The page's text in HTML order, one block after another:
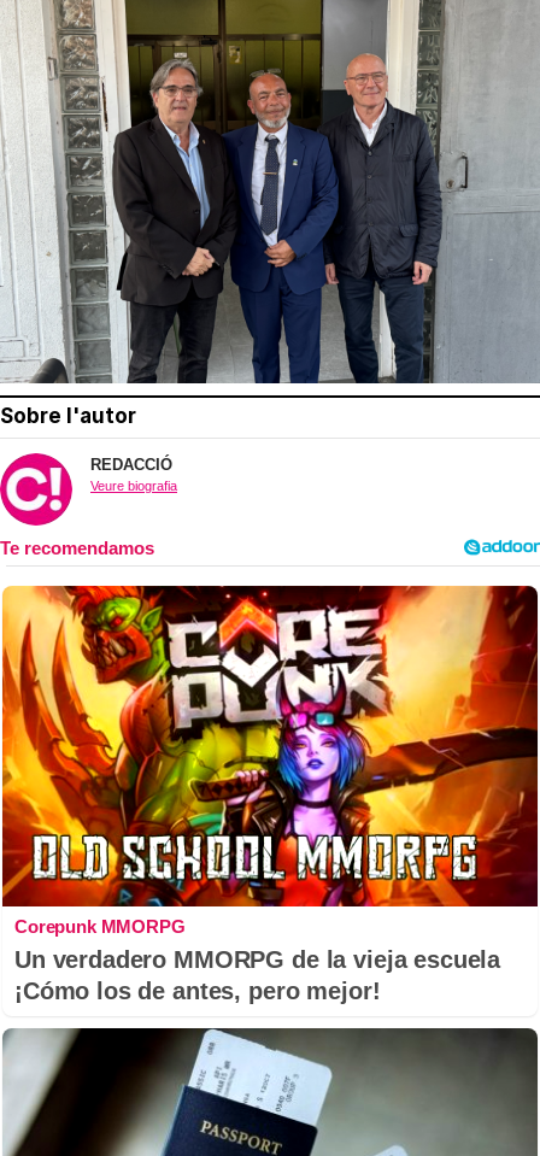
Sobre l'autor
REDACCIÓ
Veure biografia
Corepunk MMORPG
Un verdadero MMORPG de la vieja escuela
¡Cómo los de antes, pero mejor!